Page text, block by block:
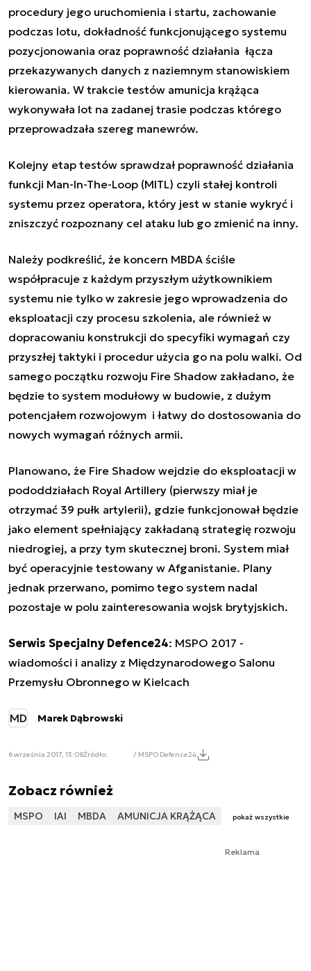
procedury jego uruchomienia i startu, zachowanie
podczas lotu, dokładność funkcjonującego systemu
pozycjonowania oraz poprawność działania łącza
przekazywanych danych z naziemnym stanowiskiem
kierowania. W trakcie testów amunicja krążąca
wykonywała lot na zadanej trasie podczas którego
przeprowadzała szereg manewrów.
Kolejny etap testów sprawdzał poprawność działania
funkcji Man-In-The-Loop (MITL) czyli stałej kontroli
systemu przez operatora, który jest w stanie wykryć i
zniszczyć rozpoznany cel ataku lub go zmienić na inny.
Należy podkreślić, że koncern MBDA ściśle
współpracuje z każdym przyszłym użytkownikiem
systemu nie tylko w zakresie jego wprowadzenia do
eksploatacji czy procesu szkolenia, ale również w
dopracowaniu konstrukcji do specyfiki wymagań czy
przyszłej taktyki i procedur użycia go na polu walki. Od
samego początku rozwoju Fire Shadow zakładano, że
będzie to system modułowy w budowie, z dużym
potencjałem rozwojowym i łatwy do dostosowania do
nowych wymagań różnych armii.
Planowano, że Fire Shadow wejdzie do eksploatacji w
pododdziałach Royal Artillery (pierwszy miał je
otrzymać 39 pułk artylerii), gdzie funkcjonował będzie
jako element spełniający zakładaną strategię rozwoju
niedrogiej, a przy tym skutecznej broni. System miał
być operacyjnie testowany w Afganistanie. Plany
jednak przerwano, pomimo tego system nadal
pozostaje w polu zainteresowania wojsk brytyjskich.
Serwis Specjalny Defence24: MSPO 2017 -
wiadomości i analizy z Międzynarodowego Salonu
Przemysłu Obronnego w Kielcach
MD Marek Dąbrowski
6 września 2017, 13:08Źródło: / MSPO Defence24
Zobacz również
MSPO IAI MBDA AMUNICJA KRĄŻĄCA pokaż wszystkie
Reklama